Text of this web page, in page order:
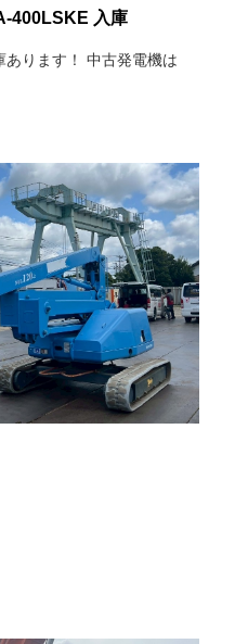
400LSKE 入庫
ります！ 中古発電機は